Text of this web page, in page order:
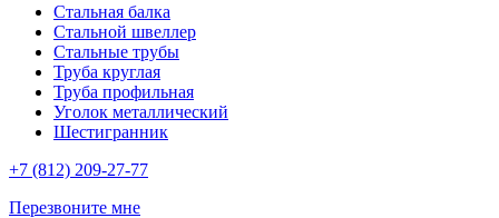
Стальная балка
Стальной швеллер
Стальные трубы
Труба круглая
Труба профильная
Уголок металлический
Шестигранник
+7 (812) 209-27-77
Перезвоните мне